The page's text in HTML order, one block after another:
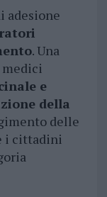
adesione
. Una
e
della
delle
i cittadini